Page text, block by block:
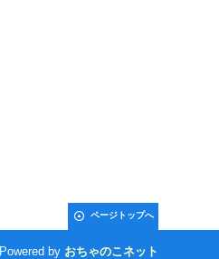
ページトップへ
Powered by おちゃのこネット